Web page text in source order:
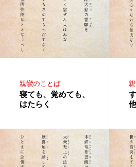
親鸞のことば
寝ても、覚めても、
はたらく